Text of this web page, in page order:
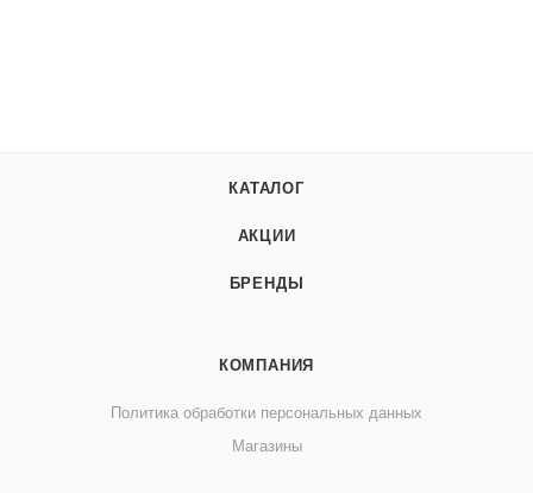
КАТАЛОГ
АКЦИИ
БРЕНДЫ
КОМПАНИЯ
Политика обработки персональных данных
Магазины